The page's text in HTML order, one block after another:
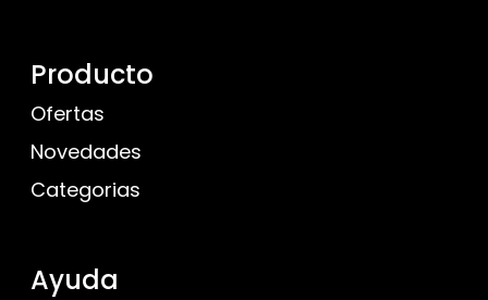
Producto
Ofertas
Novedades
Categorias
Ayuda